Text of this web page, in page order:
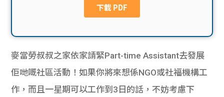
貸款
貸款
計數
機
de
Gui
de
麥當勞叔叔之家依家請緊Part-time Assistant去發展
佢哋嘅社區活動！如果你將來想係NGO或社福機構工
作，而且一星期可以工作到3日的話，不妨考慮下